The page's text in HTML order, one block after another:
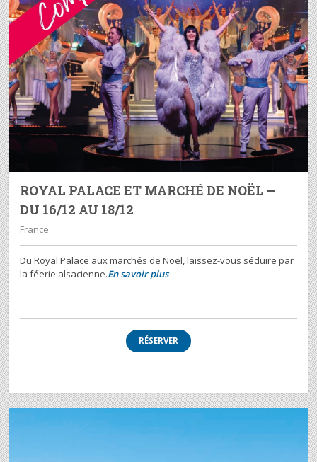
ROYAL PALACE ET MARCHÉ DE NOËL –
DU 16/12 AU 18/12
France
Du Royal Palace aux marchés de Noël, laissez-vous séduire par
la féerie alsacienne.En savoir plus
RÉSERVER